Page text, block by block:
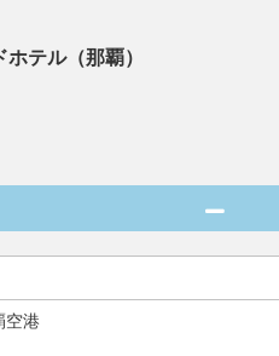
テル（那覇）
港